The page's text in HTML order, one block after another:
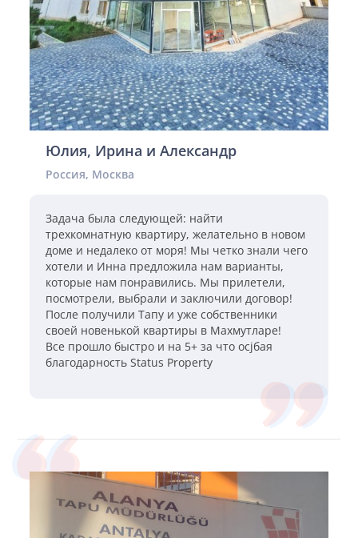
Юлия, Ирина и Александр
Россия, Москва
Задача была следующей: найти
трехкомнатную квартиру, желательно в новом
доме и недалеко от моря! Мы четко знали чего
хотели и Инна предложила нам варианты,
которые нам понравились. Мы прилетели,
посмотрели, выбрали и заключили договор!
После получили Тапу и уже собственники
своей новенькой квартиры в Махмутларе!
Все прошло быстро и на 5+ за что осjбая
благодарность Status Property